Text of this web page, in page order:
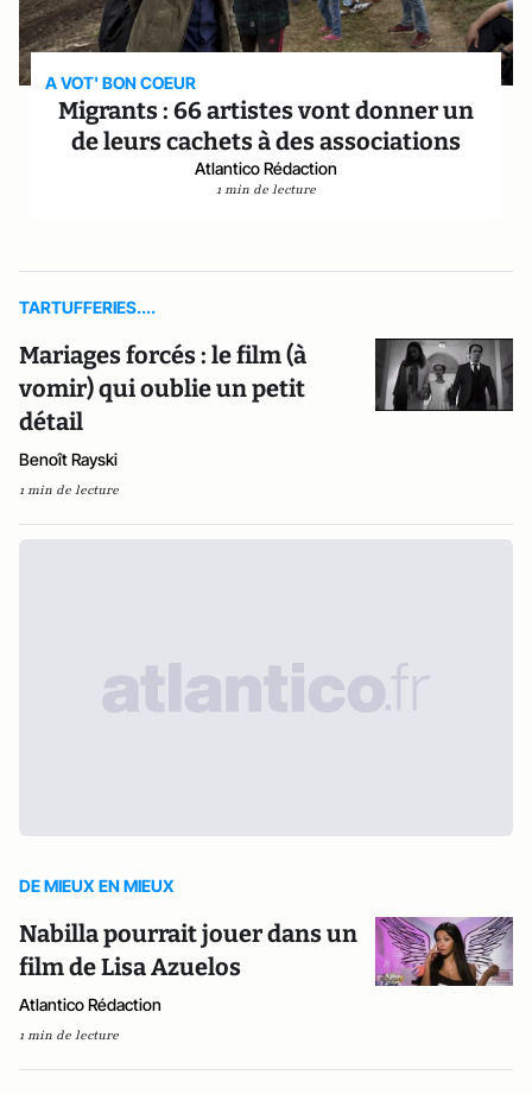
A VOT' BON COEUR
Migrants : 66 artistes vont donner un
de leurs cachets à des associations
Atlantico Rédaction
1 min de lecture
TARTUFFERIES....
Mariages forcés : le film (à
vomir) qui oublie un petit
détail
Benoît Rayski
1 min de lecture
DE MIEUX EN MIEUX
Nabilla pourrait jouer dans un
film de Lisa Azuelos
Atlantico Rédaction
1 min de lecture